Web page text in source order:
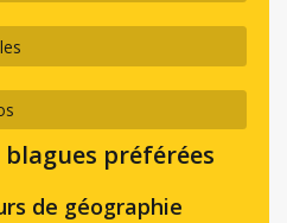
préférées
de géographie